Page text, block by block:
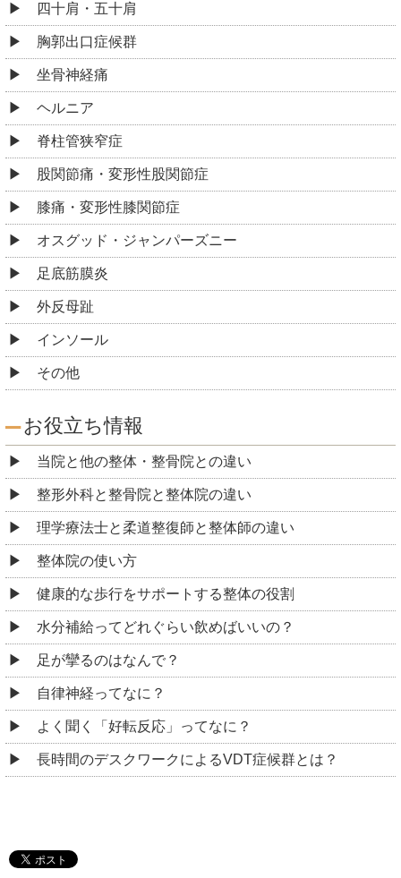
四十肩・五十肩
胸郭出口症候群
坐骨神経痛
ヘルニア
脊柱管狭窄症
股関節痛・変形性股関節症
膝痛・変形性膝関節症
オスグッド・ジャンパーズニー
足底筋膜炎
外反母趾
インソール
その他
お役立ち情報
当院と他の整体・整骨院との違い
整形外科と整骨院と整体院の違い
理学療法士と柔道整復師と整体師の違い
整体院の使い方
健康的な歩行をサポートする整体の役割
水分補給ってどれぐらい飲めばいいの？
足が攣るのはなんで？
自律神経ってなに？
よく聞く「好転反応」ってなに？
長時間のデスクワークによるVDT症候群とは？